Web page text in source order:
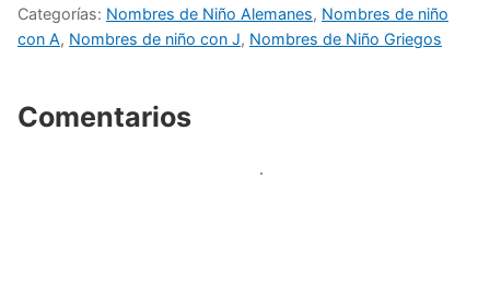
Categorías: Nombres de Niño Alemanes, Nombres de niño
con A, Nombres de niño con J, Nombres de Niño Griegos
Comentarios